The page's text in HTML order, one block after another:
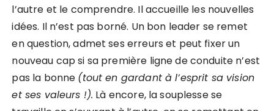
l’autre et le comprendre. Il accueille les nouvelles
idées. Il n’est pas borné. Un bon leader se remet
en question, admet ses erreurs et peut fixer un
nouveau cap si sa première ligne de conduite n’est
pas la bonne (tout en gardant à l’esprit sa vision
et ses valeurs !). Là encore, la souplesse se